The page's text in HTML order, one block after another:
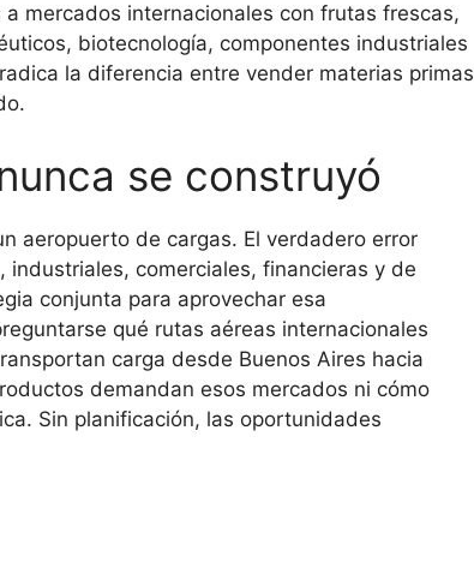
mercados internacionales con frutas frescas,
biotecnología, componentes industriales
la diferencia entre vender materias primas
se construyó
aeropuerto de cargas. El verdadero error
comerciales, financieras y de
conjunta para aprovechar esa
qué rutas aéreas internacionales
carga desde Buenos Aires hacia
demandan esos mercados ni cómo
Sin planificación, las oportunidades